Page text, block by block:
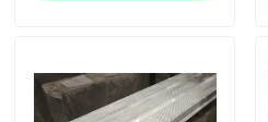
उत्पादों